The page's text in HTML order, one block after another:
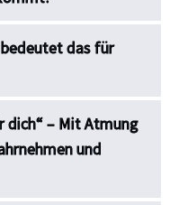
das für
dich“ – Mit Atmung
und